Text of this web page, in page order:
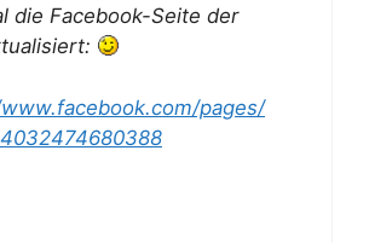
die Facebook-Seite der
pages/